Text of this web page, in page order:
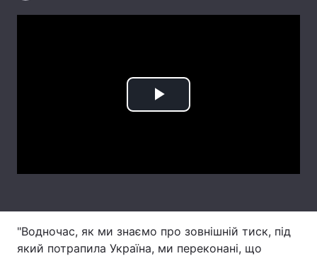
Техно і зв'язок Лайт
Туризм
Погода
Відео з Youtube Статті
Інтерв'ю Думки
Play
"Водночас, як ми знаємо про зовнішній тиск, під
який потрапила Україна, ми переконані, що